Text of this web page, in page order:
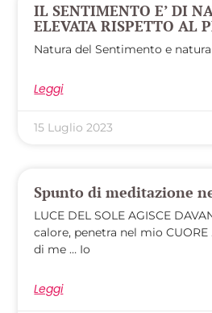
IL SENTIMENTO E’ DI
ELEVATA RISPETTO AL
Natura del Sentimento e
Leggi
15 Luglio 2023
Spunto di meditazione
LUCE DEL SOLE AGISCE
calore, penetra nel mio
di me … Io
Leggi